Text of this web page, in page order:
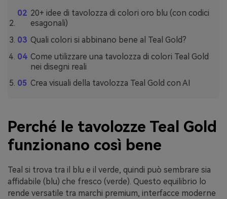
20+ idee di tavolozza di colori oro blu (con codici
esagonali)
Quali colori si abbinano bene al Teal Gold?
Come utilizzare una tavolozza di colori Teal Gold
nei disegni reali
Crea visuali della tavolozza Teal Gold con AI
Perché le tavolozze Teal Gold
funzionano così bene
Teal si trova tra il blu e il verde, quindi può sembrare sia
affidabile (blu) che fresco (verde). Questo equilibrio lo
rende versatile tra marchi premium, interfacce moderne